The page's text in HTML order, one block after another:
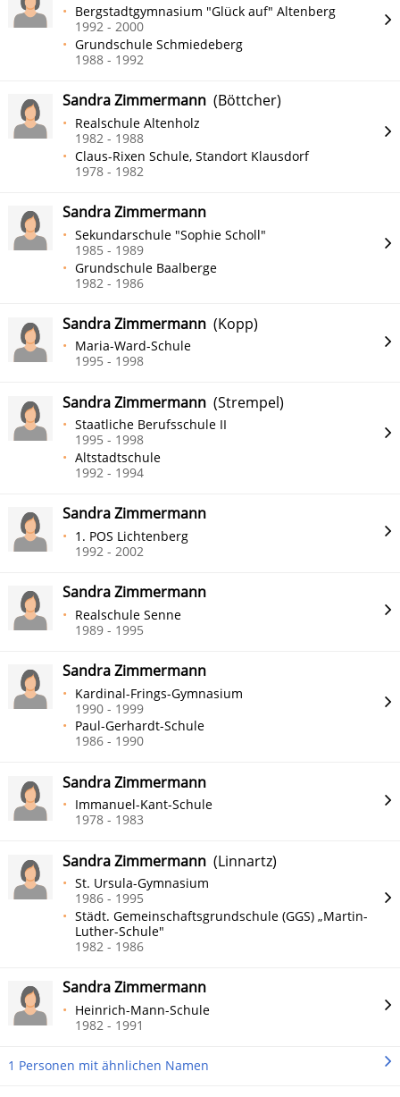
Bergstadtgymnasium "Glück auf" Altenberg
1992 - 2000
Grundschule Schmiedeberg
1988 - 1992
Sandra Zimmermann (Böttcher)
Realschule Altenholz
1982 - 1988
Claus-Rixen Schule, Standort Klausdorf
1978 - 1982
Sandra Zimmermann
Sekundarschule "Sophie Scholl"
1985 - 1989
Grundschule Baalberge
1982 - 1986
Sandra Zimmermann (Kopp)
Maria-Ward-Schule
1995 - 1998
Sandra Zimmermann (Strempel)
Staatliche Berufsschule II
1995 - 1998
Altstadtschule
1992 - 1994
Sandra Zimmermann
1. POS Lichtenberg
1992 - 2002
Sandra Zimmermann
Realschule Senne
1989 - 1995
Sandra Zimmermann
Kardinal-Frings-Gymnasium
1990 - 1999
Paul-Gerhardt-Schule
1986 - 1990
Sandra Zimmermann
Immanuel-Kant-Schule
1978 - 1983
Sandra Zimmermann (Linnartz)
St. Ursula-Gymnasium
1986 - 1995
Städt. Gemeinschaftsgrundschule (GGS) „Martin-
Luther-Schule"
1982 - 1986
Sandra Zimmermann
Heinrich-Mann-Schule
1982 - 1991
1 Personen mit ähnlichen Namen